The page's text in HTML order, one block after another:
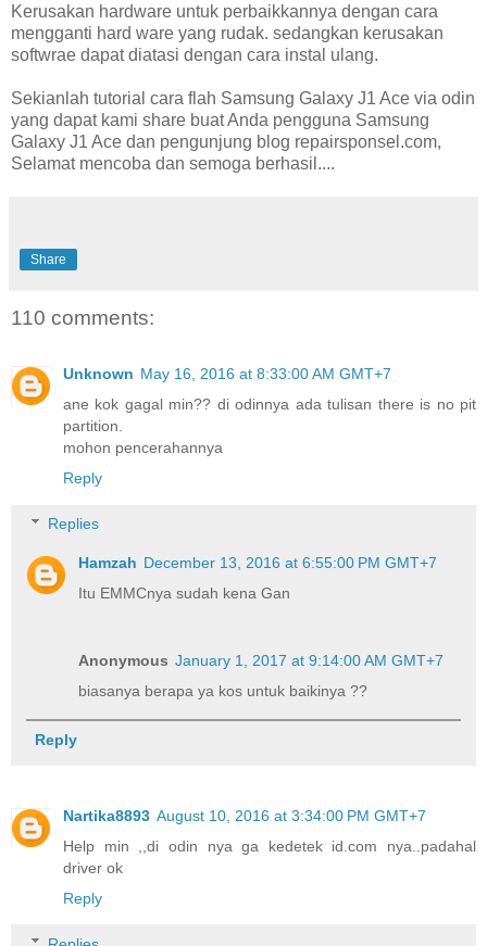
Kerusakan hardware untuk perbaikkannya dengan cara
mengganti hard ware yang rudak. sedangkan kerusakan
softwrae dapat diatasi dengan cara instal ulang.
Sekianlah tutorial cara flah Samsung Galaxy J1 Ace via odin
yang dapat kami share buat Anda pengguna Samsung
Galaxy J1 Ace dan pengunjung blog repairsponsel.com,
Selamat mencoba dan semoga berhasil....
Share
110 comments:
Unknown May 16, 2016 at 8:33:00 AM GMT+7
ane kok gagal min?? di odinnya ada tulisan there is no pit
partition.
mohon pencerahannya
Reply
Replies
Hamzah December 13, 2016 at 6:55:00 PM GMT+7
Itu EMMCnya sudah kena Gan
Anonymous January 1, 2017 at 9:14:00 AM GMT+7
biasanya berapa ya kos untuk baikinya ??
Reply
Nartika8893 August 10, 2016 at 3:34:00 PM GMT+7
Help min ,,di odin nya ga kedetek id.com nya..padahal
driver ok
Reply